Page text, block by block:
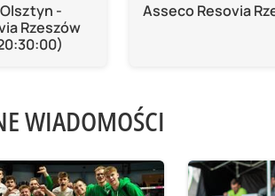
-
Rzeszów
Asseco Resovia
WIADOMOŚCI